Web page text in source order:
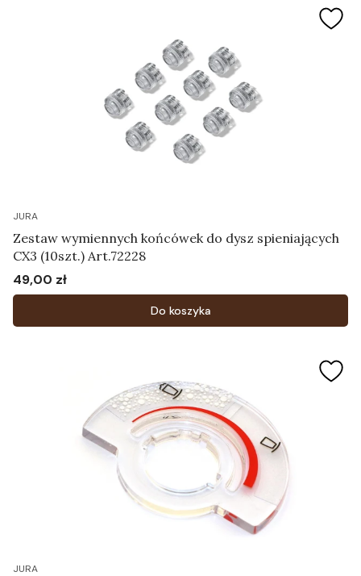
JURA
Zestaw wymiennych końcówek do dysz spieniających
CX3 (10szt.) Art.72228
Cena
49,00 zł
Do koszyka
JURA